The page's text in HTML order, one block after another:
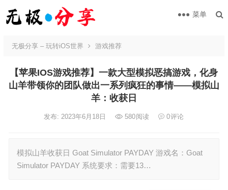
菜单
无极分享 – 玩转iOS世界 游戏推荐
【苹果IOS游戏推荐】一款大型模拟恶搞游戏，化身
山羊带领你的团队做出一系列疯狂的事情——模拟山
羊：收获日
发布: 2023年6月18日 580阅读 0评论
模拟山羊收获日 Goat Simulator PAYDAY 游戏名：Goat
Simulator PAYDAY 系统要求：需要13…